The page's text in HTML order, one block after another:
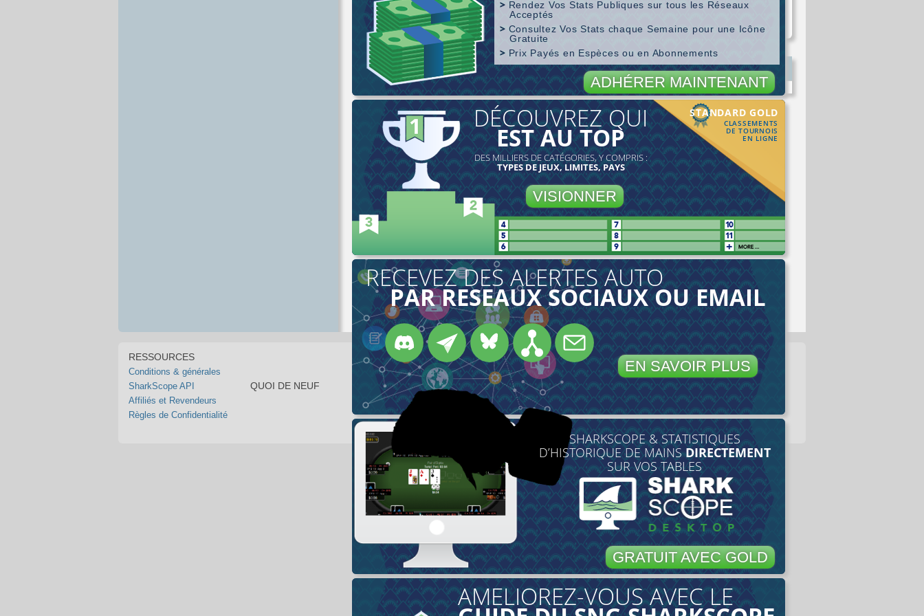
Rendez Vos Stats Publiques sur tous les Réseaux
Acceptés
Consultez Vos Stats chaque Semaine pour une Icône
Gratuite
Prix Payés en Espèces ou en Abonnements
ADHÉRER MAINTENANT
STANDARD GOLD
CLASSEMENTS
DE TOURNOIS
EN LIGNE
DÉCOUVREZ QUI
EST AU TOP
DES MILLIERS DE CATÉGORIES, Y COMPRIS :
TYPES DE JEUX, LIMITES, PAYS
VISIONNER
RECEVEZ DES ALERTES AUTO
PAR RESEAUX SOCIAUX OU EMAIL
EN SAVOIR PLUS
SHARKSCOPE & STATISTIQUES
D’HISTORIQUE DE MAINSDIRECTEMENT
SUR VOS TABLES
GRATUIT AVEC GOLD
AMELIOREZ-VOUS AVEC LE
Couverture de SharkScope
RESSOURCES
Conditions & générales
SharkScope API
Affiliés et Revendeurs
Règles de Confidentialité
QUOI DE NEUF